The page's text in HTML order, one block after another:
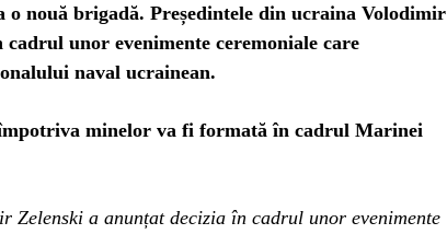
nouă brigadă. Președintele din ucraina Volodimir
unor evenimente ceremoniale care
naval ucrainean.
minelor va fi formată în cadrul Marinei
Zelenski a anunțat decizia în cadrul unor evenimente